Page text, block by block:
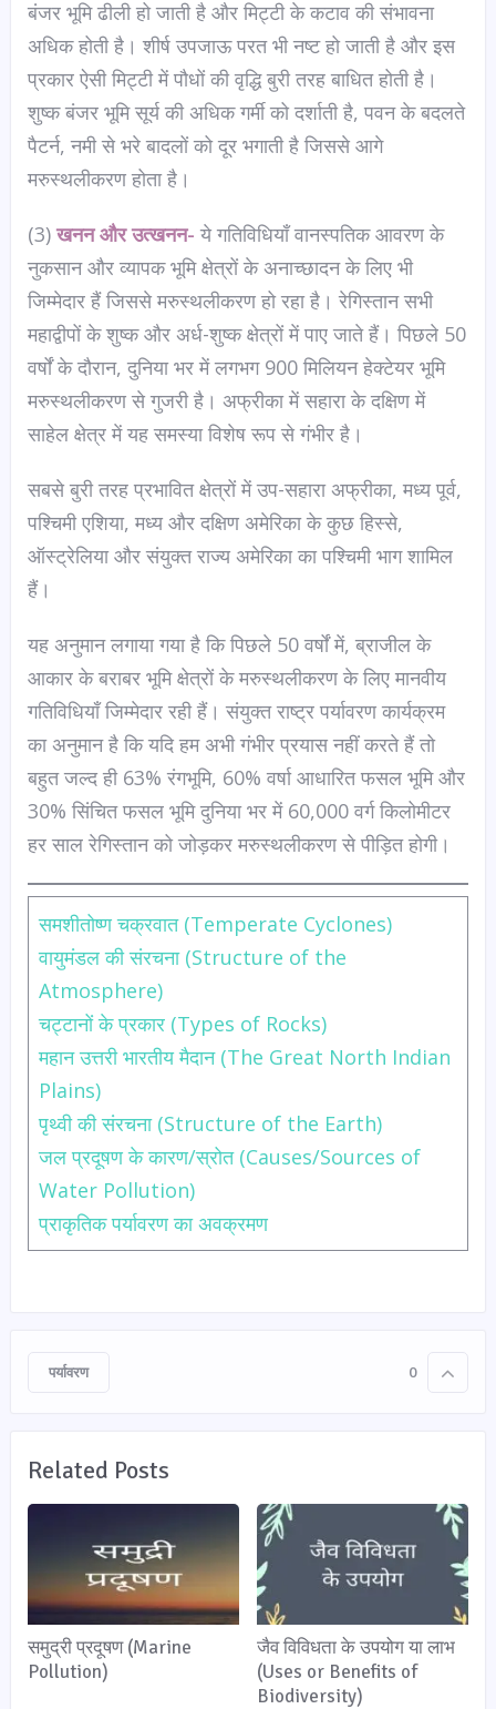
बंजर भूमि ढीली हो जाती है और मिट्टी के कटाव की संभावना
अधिक होती है। शीर्ष उपजाऊ परत भी नष्ट हो जाती है और इस
प्रकार ऐसी मिट्टी में पौधों की वृद्धि बुरी तरह बाधित होती है।
शुष्क बंजर भूमि सूर्य की अधिक गर्मी को दर्शाती है, पवन के बदलते
पैटर्न, नमी से भरे बादलों को दूर भगाती है जिससे आगे
मरुस्थलीकरण होता है।
(3)खनन और उत्खनन- ये गतिविधियाँ वानस्पतिक आवरण के
नुकसान और व्यापक भूमि क्षेत्रों के अनाच्छादन के लिए भी
जिम्मेदार हैं जिससे मरुस्थलीकरण हो रहा है। रेगिस्तान सभी
महाद्वीपों के शुष्क और अर्ध-शुष्क क्षेत्रों में पाए जाते हैं। पिछले 50
वर्षों के दौरान, दुनिया भर में लगभग 900 मिलियन हेक्टेयर भूमि
मरुस्थलीकरण से गुजरी है। अफ्रीका में सहारा के दक्षिण में
साहेल क्षेत्र में यह समस्या विशेष रूप से गंभीर है।
सबसे बुरी तरह प्रभावित क्षेत्रों में उप-सहारा अफ्रीका, मध्य पूर्व,
पश्चिमी एशिया, मध्य और दक्षिण अमेरिका के कुछ हिस्से,
ऑस्ट्रेलिया और संयुक्त राज्य अमेरिका का पश्चिमी भाग शामिल
हैं।
यह अनुमान लगाया गया है कि पिछले 50 वर्षों में, ब्राजील के
आकार के बराबर भूमि क्षेत्रों के मरुस्थलीकरण के लिए मानवीय
गतिविधियाँ जिम्मेदार रही हैं। संयुक्त राष्ट्र पर्यावरण कार्यक्रम
का अनुमान है कि यदि हम अभी गंभीर प्रयास नहीं करते हैं तो
बहुत जल्द ही 63% रंगभूमि, 60% वर्षा आधारित फसल भूमि और
30% सिंचित फसल भूमि दुनिया भर में 60,000 वर्ग किलोमीटर
हर साल रेगिस्तान को जोड़कर मरुस्थलीकरण से पीड़ित होगी।
समशीतोष्ण चक्रवात (Temperate Cyclones)
वायुमंडल की संरचना (Structure of the
Atmosphere)
चट्टानों के प्रकार (Types of Rocks)
महान उत्तरी भारतीय मैदान (The Great North Indian
Plains)
पृथ्वी की संरचना (Structure of the Earth)
जल प्रदूषण के कारण/स्रोत (Causes/Sources of
Water Pollution)
प्राकृतिक पर्यावरण का अवक्रमण
पर्यावरण 0
Related Posts
समुद्री प्रदूषण (Marine
Pollution)
जैव विविधता के उपयोग या लाभ
(Uses or Benefits of
Biodiversity)